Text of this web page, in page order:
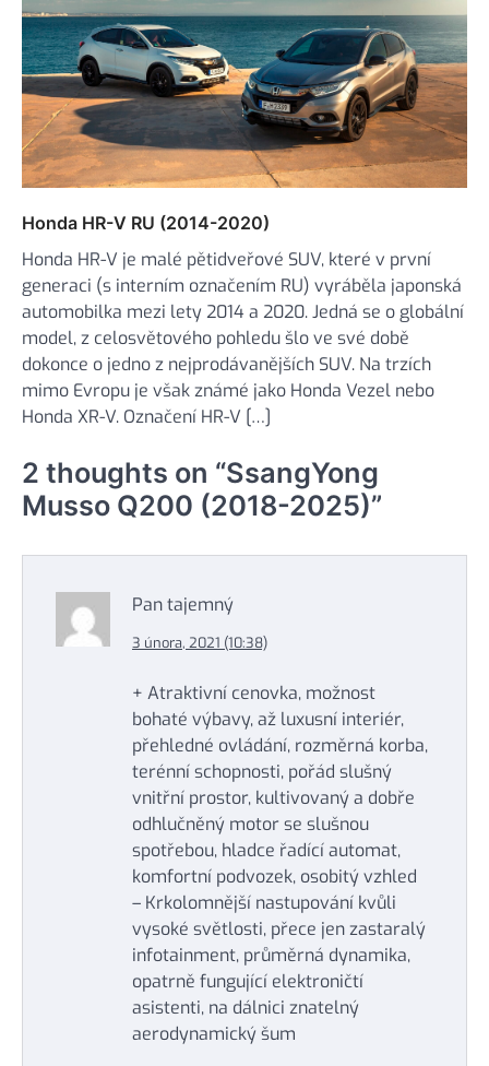
Honda HR-V RU (2014-2020)
Honda HR-V je malé pětidveřové SUV, které v první
generaci (s interním označením RU) vyráběla japonská
automobilka mezi lety 2014 a 2020. Jedná se o globální
model, z celosvětového pohledu šlo ve své době
dokonce o jedno z nejprodávanějších SUV. Na trzích
mimo Evropu je však známé jako Honda Vezel nebo
Honda XR-V. Označení HR-V […]
2 thoughts on “SsangYong
Musso Q200 (2018-2025)”
Pan tajemný
3 února, 2021 (10:38)
+ Atraktivní cenovka, možnost
bohaté výbavy, až luxusní interiér,
přehledné ovládání, rozměrná korba,
terénní schopnosti, pořád slušný
vnitřní prostor, kultivovaný a dobře
odhlučněný motor se slušnou
spotřebou, hladce řadící automat,
komfortní podvozek, osobitý vzhled
– Krkolomnější nastupování kvůli
vysoké světlosti, přece jen zastaralý
infotainment, průměrná dynamika,
opatrně fungující elektroničtí
asistenti, na dálnici znatelný
aerodynamický šum